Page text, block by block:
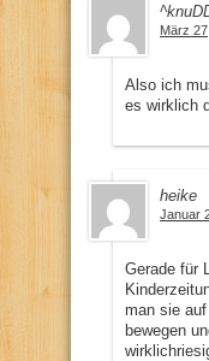
März
Also ich
es wirklich
heike
Januar
Gerade für
man sie
bewegen